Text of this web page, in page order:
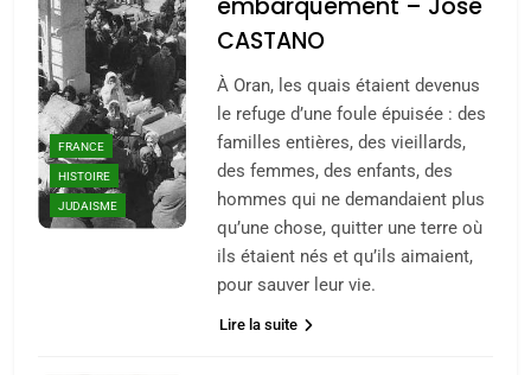
FRANCE
HISTOIRE
JUDAISME
embarquement – José
CASTANO
À Oran, les quais étaient devenus
le refuge d’une foule épuisée : des
familles entières, des vieillards,
des femmes, des enfants, des
hommes qui ne demandaient plus
qu’une chose, quitter une terre où
ils étaient nés et qu’ils aimaient,
pour sauver leur vie.
Lire la suite